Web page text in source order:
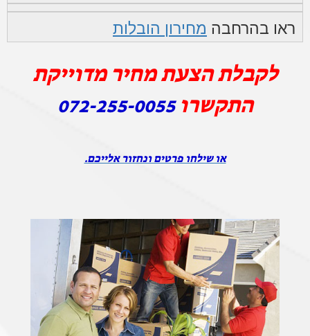
ראו בהרחבה מחירון הובלות
לקבלת הצעת מחיר מדוייקת
התקשרו072-255-0055
או שילחו פרטים ונחזור אלייכם.